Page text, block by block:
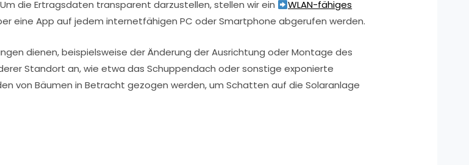
die Ertragsdaten transparent darzustellen, stellen wir ein
WLAN-fähiges
eine App auf jedem internetfähigen PC oder Smartphone abgerufen werden.
dienen, beispielsweise der Änderung der Ausrichtung oder Montage des
Standort an, wie etwa das Schuppendach oder sonstige exponierte
von Bäumen in Betracht gezogen werden, um Schatten auf die Solaranlage